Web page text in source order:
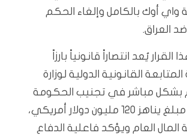
واي أوك بالكامل وإلغاء الحكم
ضد العراق.
القرار يُعد انتصاراً قانونياً بارزاً
القانونية الدولية لوزارة
بشكل مباشر في تجنيب الحكومة
العراقية دفع مبلغ يناهز 120 مليون دولار أمريكي،
المال العام ويؤكد فاعلية الدفاع